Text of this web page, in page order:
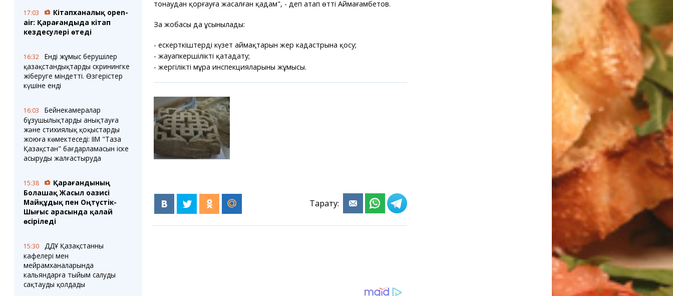
17:03
Кітапханалық open-
air: Қарағандыда кітап
кездесулері өтеді
16:32
Енді жұмыс берушілер
қазақстандықтарды скринингке
жіберуге міндетті. Өзгерістер
күшіне енді
16:03
Бейнекамералар
бұзушылықтарды анықтауға
және стихиялық қоқыстарды
жоюға көмектеседі: ІІМ "Таза
Қазақстан" бағдарламасын іске
асыруды жалғастыруда
15:38
Қарағандының
Болашақ Жасыл оазисі
Майқұдық пен Оңтүстік-
Шығыс арасында қалай
өсіріледі
15:30
ДДҰ Қазақстанның
кафелері мен
мейрамханаларында
кальяндарға тыйым салуды
сақтауды қолдады
тонаудан қорғауға жасалған қадам", - деп атап өтті Аймағамбетов.
Заң жобасы да ұсынылады:
- ескерткіштердің күзет аймақтарын жер кадастрына қосу;
- жауапкершілікті қатаңдату;
- жергілікті мұра инспекцияларының жұмысы.
Тарату: